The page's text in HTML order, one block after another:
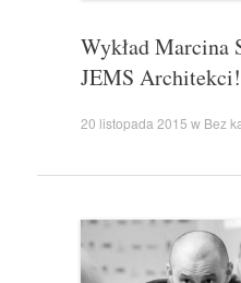
Wykład Marcina
JEMS Architekci!
20 listopada 2015 w Bez